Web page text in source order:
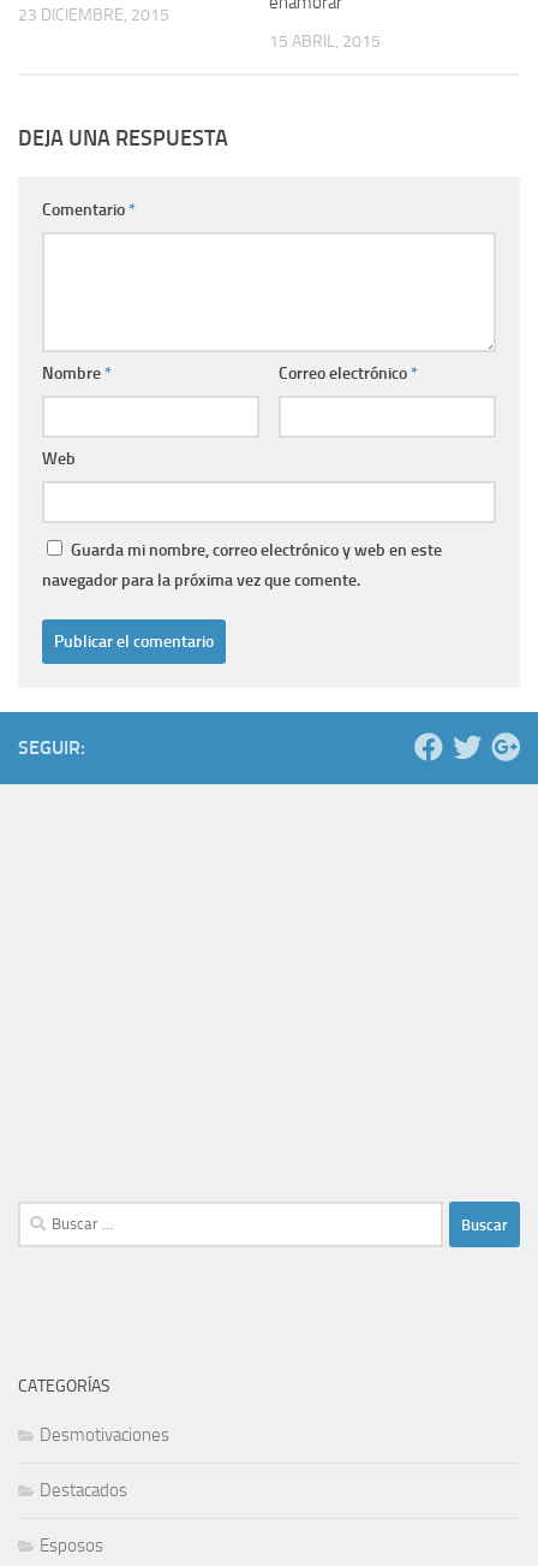
23 DICIEMBRE, 2015
15 ABRIL, 2015
DEJA UNA RESPUESTA
Comentario*
Nombre* Correo electrónico*
Web
Guarda mi nombre, correo electrónico y web en este
navegador para la próxima vez que comente.
SEGUIR:
Buscar:
CATEGORÍAS
Desmotivaciones
Destacados
Esposos